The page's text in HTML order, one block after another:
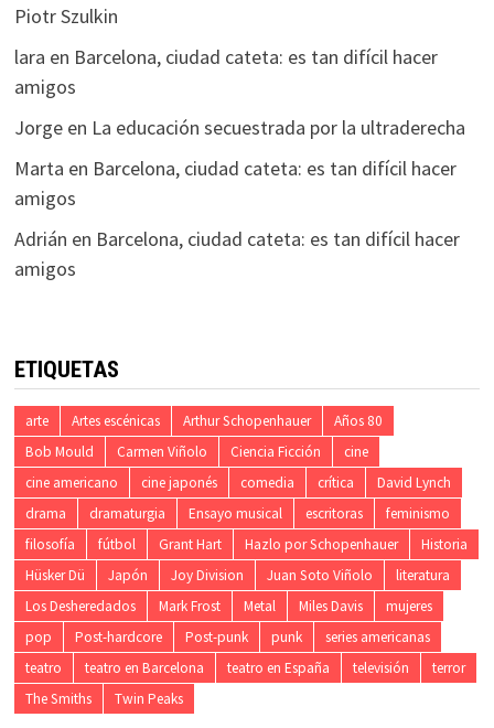
Piotr Szulkin
lara en Barcelona, ciudad cateta: es tan difícil hacer
amigos
Jorgeen La educación secuestrada por la ultraderecha
Marta en Barcelona, ciudad cateta: es tan difícil hacer
amigos
Adrián en Barcelona, ciudad cateta: es tan difícil hacer
amigos
ETIQUETAS
arte Artes escénicas Arthur Schopenhauer
Años 80
Bob Mould
Carmen Viñolo Ciencia Ficción
cine
cine americano
cine japonés comedia crítica
David Lynch
drama
dramaturgia Ensayo musical escritoras
feminismo
filosofía
fútbol Grant Hart Hazlo por Schopenhauer
Historia
Hüsker Dü
Japón Joy Division Juan Soto Viñolo
literatura
Los Desheredados
Mark Frost Metal Miles Davis
mujeres
pop
Post-hardcore Post-punk punk
series americanas
teatro
teatro en Barcelona teatro en España televisión
terror
The Smiths
Twin Peaks